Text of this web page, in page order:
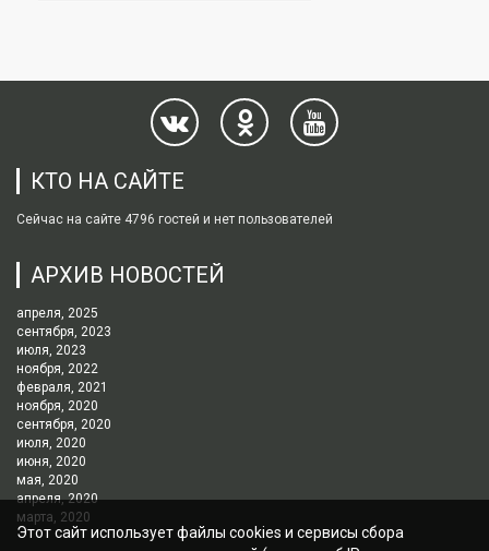
КТО НА САЙТЕ
Сейчас на сайте 4796 гостей и нет пользователей
АРХИВ НОВОСТЕЙ
апреля, 2025
сентября, 2023
июля, 2023
ноября, 2022
февраля, 2021
ноября, 2020
сентября, 2020
июля, 2020
июня, 2020
мая, 2020
апреля, 2020
марта, 2020
Этот сайт использует файлы cookies и сервисы сбора